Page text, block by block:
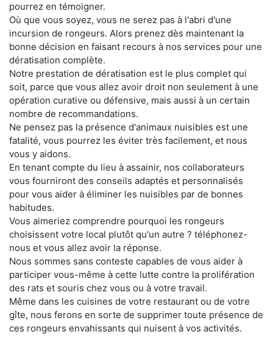
pourrez en témoigner.
Où que vous soyez, vous ne serez pas à l'abri d'une
incursion de rongeurs. Alors prenez dès maintenant la
bonne décision en faisant recours à nos services pour une
dératisation complète.
Notre prestation de dératisation est le plus complet qui
soit, parce que vous allez avoir droit non seulement à une
opération curative ou défensive, mais aussi à un certain
nombre de recommandations.
Ne pensez pas la présence d'animaux nuisibles est une
fatalité, vous pourrez les éviter très facilement, et nous
vous y aidons.
En tenant compte du lieu à assainir, nos collaborateurs
vous fourniront des conseils adaptés et personnalisés
pour vous aider à éliminer les nuisibles par de bonnes
habitudes.
Vous aimeriez comprendre pourquoi les rongeurs
choisissent votre local plutôt qu'un autre ? téléphonez-
nous et vous allez avoir la réponse.
Nous sommes sans conteste capables de vous aider à
participer vous-même à cette lutte contre la prolifération
des rats et souris chez vous ou à votre travail.
Même dans les cuisines de votre restaurant ou de votre
gîte, nous ferons en sorte de supprimer toute présence de
ces rongeurs envahissants qui nuisent à vos activités.